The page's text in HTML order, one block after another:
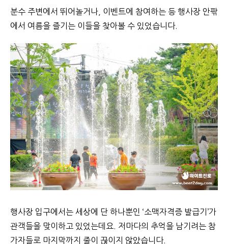
분수 주변에서 뛰어놀거나, 이벤트에 참여하는 등 행사장 안팎
에서 여름을 즐기는 이들을 찾아볼 수 있었습니다.
행사장 입구에서는 세상에 단 하나뿐인 ‘소맥자격증 발급기’가
관객들을 맞이하고 있었는데요. 저마다의 추억을 남기려는 참
가자들로 마지막까지 줄이 끊이지 않았습니다.